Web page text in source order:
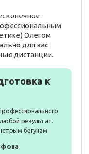
Олегом
для вас
дистанции.
к
результат.
бегунам